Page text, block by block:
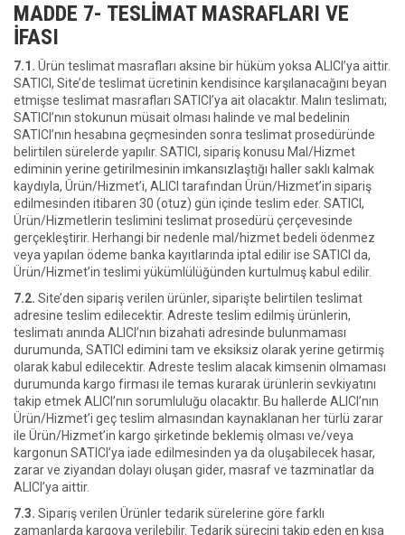
MADDE 7- TESLİMAT MASRAFLARI VE
İFASI
7.1. Ürün teslimat masrafları aksine bir hüküm yoksa ALICI’ya aittir.
SATICI, Site’de teslimat ücretinin kendisince karşılanacağını beyan
etmişse teslimat masrafları SATICI’ya ait olacaktır. Malın teslimatı;
SATICI’nın stokunun müsait olması halinde ve mal bedelinin
SATICI’nın hesabına geçmesinden sonra teslimat prosedüründe
belirtilen sürelerde yapılır. SATICI, sipariş konusu Mal/Hizmet
ediminin yerine getirilmesinin imkansızlaştığı haller saklı kalmak
kaydıyla, Ürün/Hizmet’i, ALICI tarafından Ürün/Hizmet’in sipariş
edilmesinden itibaren 30 (otuz) gün içinde teslim eder. SATICI,
Ürün/Hizmetlerin teslimini teslimat prosedürü çerçevesinde
gerçekleştirir. Herhangi bir nedenle mal/hizmet bedeli ödenmez
veya yapılan ödeme banka kayıtlarında iptal edilir ise SATICI da,
Ürün/Hizmet’in teslimi yükümlülüğünden kurtulmuş kabul edilir.
7.2. Site’den sipariş verilen ürünler, siparişte belirtilen teslimat
adresine teslim edilecektir. Adreste teslim edilmiş ürünlerin,
teslimatı anında ALICI’nın bizahati adresinde bulunmaması
durumunda, SATICI edimini tam ve eksiksiz olarak yerine getirmiş
olarak kabul edilecektir. Adreste teslim alacak kimsenin olmaması
durumunda kargo firması ile temas kurarak ürünlerin sevkiyatını
takip etmek ALICI’nın sorumluluğu olacaktır. Bu hallerde ALICI’nın
Ürün/Hizmet’i geç teslim almasından kaynaklanan her türlü zarar
ile Ürün/Hizmet’in kargo şirketinde beklemiş olması ve/veya
kargonun SATICI’ya iade edilmesinden ya da oluşabilecek hasar,
zarar ve ziyandan dolayı oluşan gider, masraf ve tazminatlar da
ALICI’ya aittir.
7.3. Sipariş verilen Ürünler tedarik sürelerine göre farklı
zamanlarda kargoya verilebilir. Tedarik sürecini takip eden en kısa